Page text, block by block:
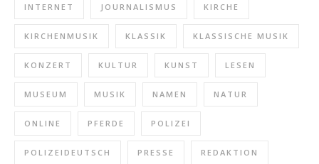
INTERNET JOURNALISMUS KIRCHE
KIRCHENMUSIK KLASSIK KLASSISCHE MUSIK
KONZERT KULTUR KUNST LESEN
MUSEUM MUSIK NAMEN NATUR
ONLINE PFERDE POLIZEI
POLIZEIDEUTSCH PRESSE REDAKTION